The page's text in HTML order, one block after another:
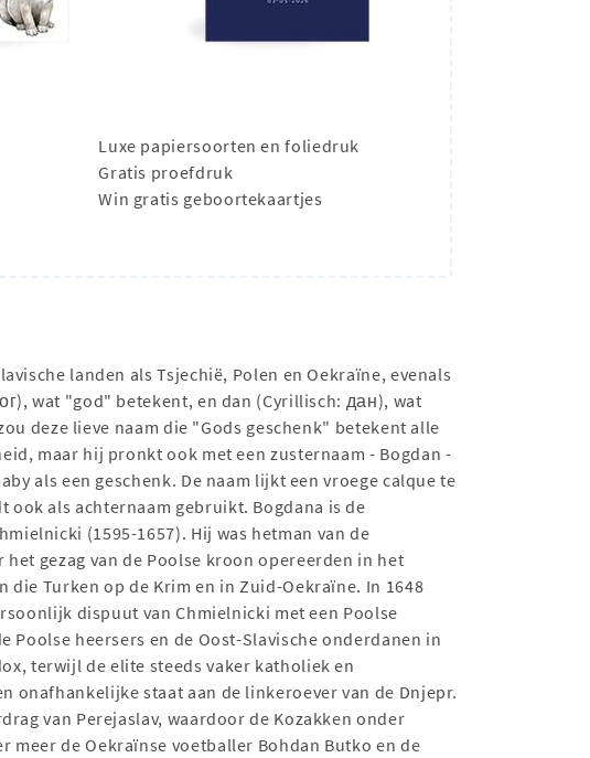
Luxe papiersoorten en foliedruk
Gratis proefdruk
Win gratis geboortekaartjes
landen als Tsjechië, Polen en Oekraïne, evenals
wat "god" betekent, en dan (Cyrillisch: дан), wat
deze lieve naam die "Gods geschenk" betekent alle
maar hij pronkt ook met een zusternaam - Bogdan -
als een geschenk. De naam lijkt een vroege calque te
ook als achternaam gebruikt. Bogdana is de
(1595-1657). Hij was hetman van de
gezag van de Poolse kroon opereerden in het
Turken op de Krim en in Zuid-Oekraïne. In 1648
dispuut van Chmielnicki met een Poolse
heersers en de Oost-Slavische onderdanen in
terwijl de elite steeds vaker katholiek en
onafhankelijke staat aan de linkeroever van de Dnjepr.
van Perejaslav, waardoor de Kozakken onder
meer de Oekraïnse voetballer Bohdan Butko en de